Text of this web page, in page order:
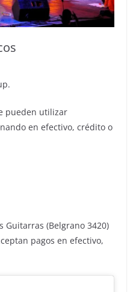
pueden utilizar
en efectivo, crédito o
Guitarras (Belgrano 3420)
pagos en efectivo,